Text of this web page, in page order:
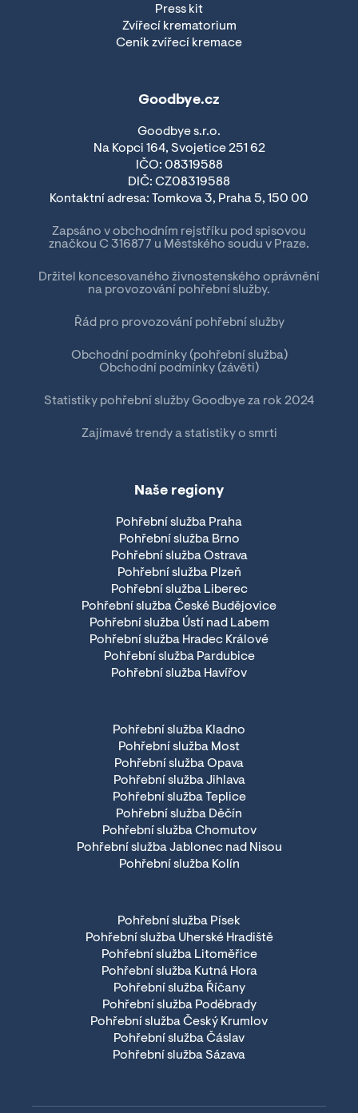
Press kit
Zvířecí krematorium
Ceník zvířecí kremace
Goodbye.cz
Goodbye s.r.o.
Na Kopci 164, Svojetice 251 62
IČO: 08319588
DIČ: CZ08319588
Kontaktní adresa: Tomkova 3, Praha 5, 150 00
Zapsáno v obchodním rejstříku pod spisovou
značkou C 316877 u Městského soudu v Praze.
Držitel koncesovaného živnostenského oprávnění
na provozování pohřební služby.
Řád pro provozování pohřební služby
Obchodní podmínky (pohřební služba)
Obchodní podmínky (závěti)
Statistiky pohřební služby Goodbye za rok 2024
Zajímavé trendy a statistiky o smrti
Naše regiony
Pohřební služba Praha
Pohřební služba Brno
Pohřební služba Ostrava
Pohřební služba Plzeň
Pohřební služba Liberec
Pohřební služba České Budějovice
Pohřební služba Ústí nad Labem
Pohřební služba Hradec Králové
Pohřební služba Pardubice
Pohřební služba Havířov
Pohřební služba Kladno
Pohřební služba Most
Pohřební služba Opava
Pohřební služba Jihlava
Pohřební služba Teplice
Pohřební služba Děčín
Pohřební služba Chomutov
Pohřební služba Jablonec nad Nisou
Pohřební služba Kolín
Pohřební služba Písek
Pohřební služba Uherské Hradiště
Pohřební služba Litoměřice
Pohřební služba Kutná Hora
Pohřební služba Říčany
Pohřební služba Poděbrady
Pohřební služba Český Krumlov
Pohřební služba Čáslav
Pohřební služba Sázava